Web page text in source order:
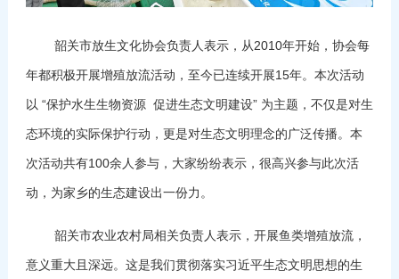
韶关市放生文化协会负责人表示，从2010年开始，协会每
年都积极开展增殖放流活动，至今已连续开展15年。本次活动
以 “保护水生生物资源 促进生态文明建设” 为主题，不仅是对生
态环境的实际保护行动，更是对生态文明理念的广泛传播。本
次活动共有100余人参与，大家纷纷表示，很高兴参与此次活
动，为家乡的生态建设出一份力。
韶关市农业农村局相关负责人表示，开展鱼类增殖放流，
意义重大且深远。这是我们贯彻落实习近平生态文明思想的生